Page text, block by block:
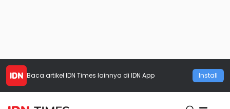
Baca artikel IDN Times lainnya di IDN App Install